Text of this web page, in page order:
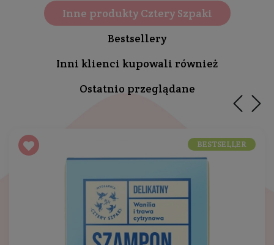
Inne produkty Cztery Szpaki
Bestsellery
Inni klienci kupowali również
Ostatnio przeglądane
BESTSELLER